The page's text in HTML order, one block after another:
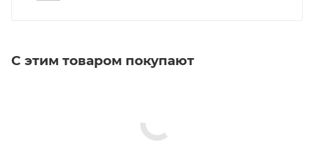
С этим товаром покупают